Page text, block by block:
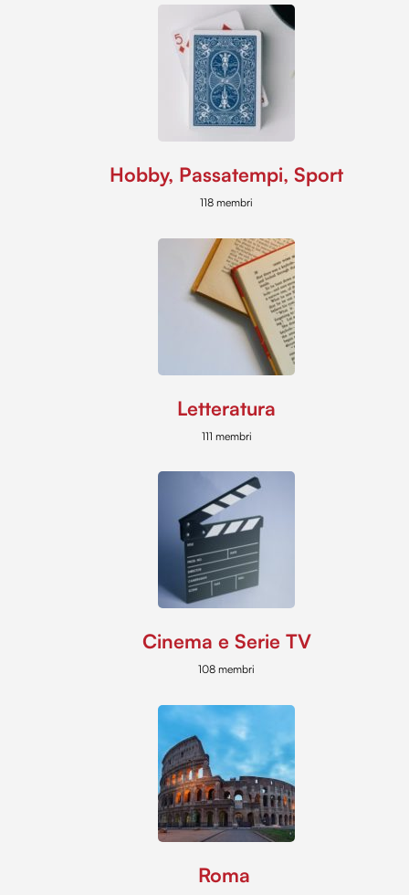
Hobby, Passatempi, Sport
118 membri
Letteratura
111 membri
Cinema e Serie TV
108 membri
Roma